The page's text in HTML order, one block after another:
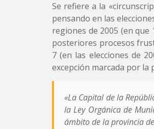
Se refiere a la
pensando en las
regiones de 2005 (en
posteriores procesos
7 (en las elecciones de
excepción marcada por la
«La Capital de la
la Ley Orgánica de
ámbito de la provincia